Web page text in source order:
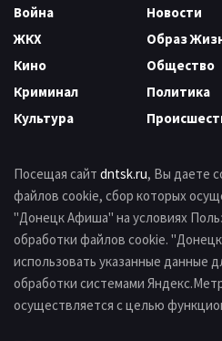
Война
ЖКХ
Кино
Криминал
Культура
Новости
Образ
Общество
Политика
Посещая сайт dntsk.ru, Вы даете
файлов cookie, сбор которых
"Донецк Афиша" на условиях
обработки файлов cookie.
использовать указанные данные
обработки системами
осуществляется с целью